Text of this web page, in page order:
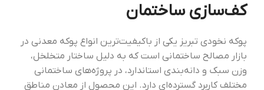
کف‌سازی ساختمان
پوکه نخودی تبریز یکی از باکیفیت‌ترین انواع پوکه معدنی در
بازار مصالح ساختمانی است که به دلیل ساختار متخلخل،
وزن سبک و دانه‌بندی استاندارد، در پروژه‌های ساختمانی
مختلف کاربرد گسترده‌ای دارد. این محصول از معادن مناطق